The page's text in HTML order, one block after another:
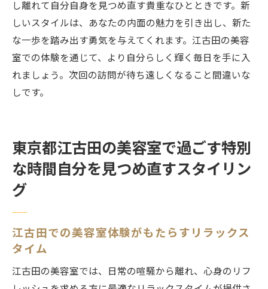
し離れて自分自身を見つめ直す貴重なひとときです。新
しいスタイルは、あなたの内面の魅力を引き出し、新た
な一歩を踏み出す勇気を与えてくれます。江古田の美容
室での体験を通じて、より自分らしく輝く毎日を手に入
れましょう。次回の訪問が待ち遠しくなること間違いな
しです。
東京都江古田の美容室で過ごす特別
な時間自分を見つめ直すスタイリン
グ
江古田での美容室体験がもたらすリラックス
タイム
江古田の美容室では、日常の喧騒から離れ、心身のリフ